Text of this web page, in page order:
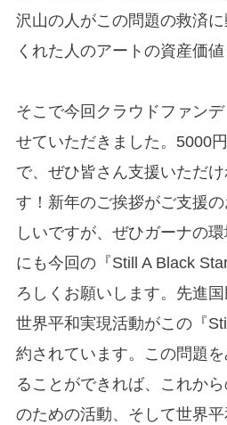
沢山の人がこの問題の救済
くれた人のアートの資産価
そこで今回クラウドファン
せていただきました。5000
で、ぜひ皆さん支援いただ
す！新年のご挨拶がご支援
しいですが、ぜひガーナの
にも今回の『Still A Black
ろしくお願いします。先進
世界平和実現活動がこの『
約されています。この問題
ることができれば、これか
のための活動、そして世界